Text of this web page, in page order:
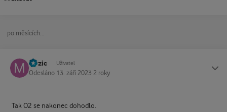
po měsících...
mrzic Uživatel
Odesláno 13. září 2023 2 roky
Tak O2 se nakonec dohodlo.